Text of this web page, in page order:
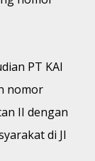
PT KAI
nomor
II dengan
di Jl